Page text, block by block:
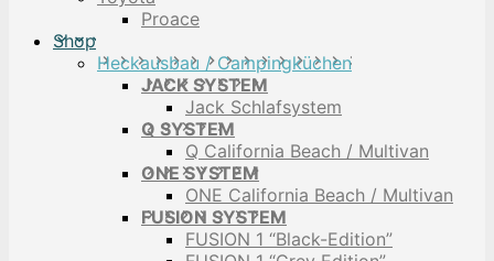
Proace
Shop
Heckausbau / Campingküchen
JACK SYSTEM
Jack Schlafsystem
Q SYSTEM
Q California Beach / Multivan
ONE SYSTEM
ONE California Beach / Multivan
FUSION SYSTEM
FUSION 1 “Black-Edition”